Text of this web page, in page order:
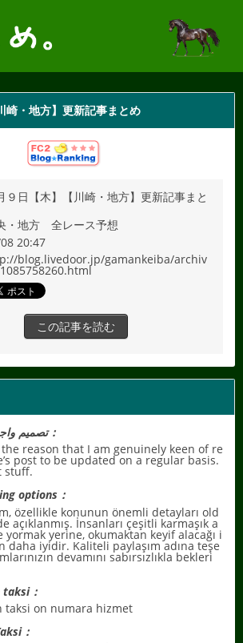
崎・地方】更新記事まとめ
９日【木】【川崎・地方】更新記事まと
・地方 全レース予想
20:47
blog.livedoor.jp/gamankeiba/archiv
この記事を読む
تصميم واجهات مودرن في مصر：
reason that I am genuinely keen of re
post to be updated on a regular basis.
stuff.
options：
özellikle konunun önemli detayları old
açıklanmış. İnsanları çeşitli karmaşık a
yerine, okumaktan keyif alacağı i
daha iyidir. Kaliteli paylaşım adına teşe
devamını sabırsızlıkla bekleri
：
taksi on numara hizmet
：